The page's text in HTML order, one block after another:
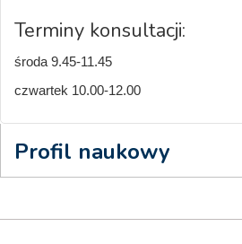
Terminy konsultacji:
środa 9.45-11.45
czwartek 10.00-12.00
Profil naukowy